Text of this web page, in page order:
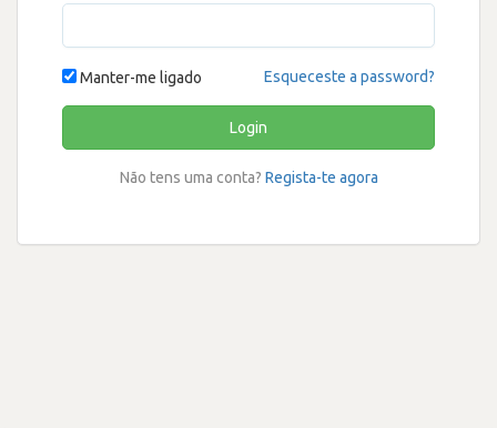
Manter-me ligado Esqueceste a password?
Login
Não tens uma conta? Regista-te agora